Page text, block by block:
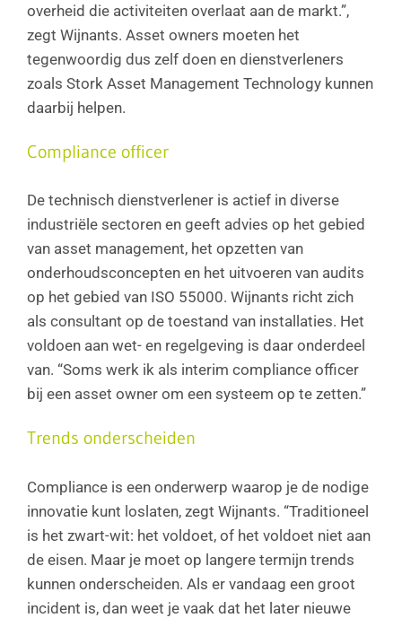
overheid die activiteiten overlaat aan de markt.”,
zegt Wijnants. Asset owners moeten het
tegenwoordig dus zelf doen en dienstverleners
zoals Stork Asset Management Technology kunnen
daarbij helpen.
Compliance officer
De technisch dienstverlener is actief in diverse
industriële sectoren en geeft advies op het gebied
van asset management, het opzetten van
onderhoudsconcepten en het uitvoeren van audits
op het gebied van ISO 55000. Wijnants richt zich
als consultant op de toestand van installaties. Het
voldoen aan wet- en regelgeving is daar onderdeel
van. “Soms werk ik als interim compliance officer
bij een asset owner om een systeem op te zetten.”
Trends onderscheiden
Compliance is een onderwerp waarop je de nodige
innovatie kunt loslaten, zegt Wijnants. “Traditioneel
is het zwart-wit: het voldoet, of het voldoet niet aan
de eisen. Maar je moet op langere termijn trends
kunnen onderscheiden. Als er vandaag een groot
incident is, dan weet je vaak dat het later nieuwe